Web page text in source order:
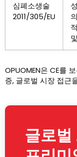
심폐소생술
2011/305/EU
OPUOMEN은 CE를
증, 글로벌 시장 접근
글로